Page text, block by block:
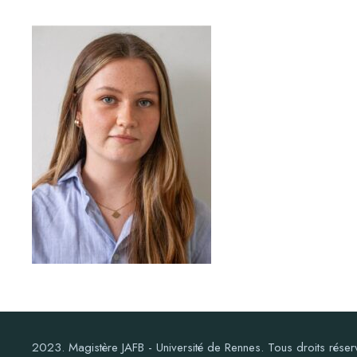
2023. Magistère JAFB - Université de Rennes. Tous droits